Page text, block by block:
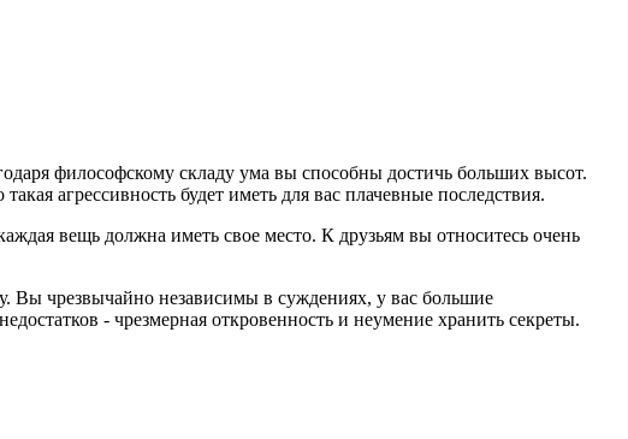
философскому складу ума вы способны достичь больших высот.
агрессивность будет иметь для вас плачевные последствия.
вещь должна иметь свое место. К друзьям вы относитесь очень
Вы чрезвычайно независимы в суждениях, у вас большие
- чрезмерная откровенность и неумение хранить секреты.